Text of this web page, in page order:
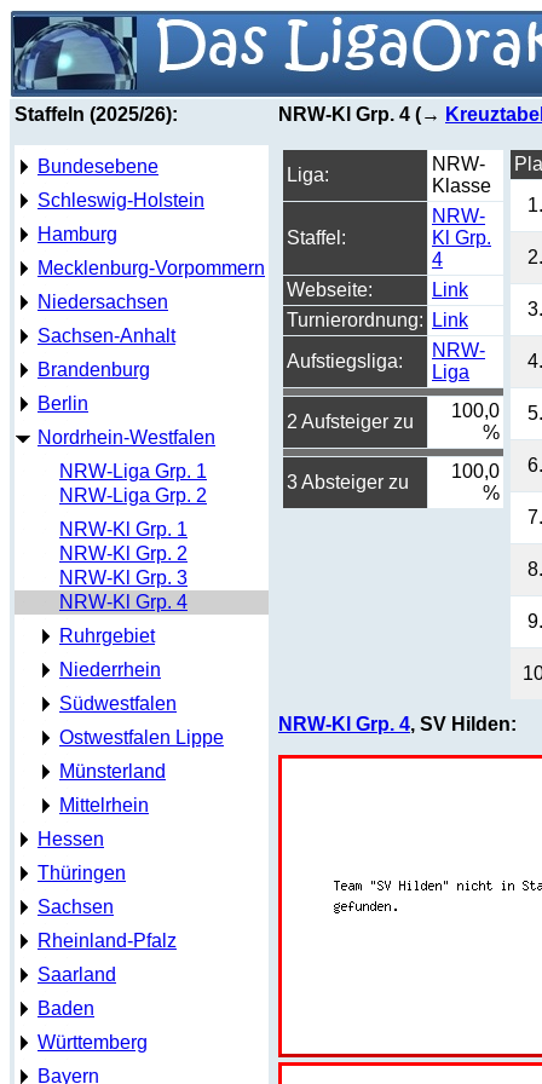
Staffeln (2025/26):
Bundesebene
Schleswig-Holstein
Hamburg
Mecklenburg-Vorpommern
Niedersachsen
Sachsen-Anhalt
Brandenburg
Berlin
Nordrhein-Westfalen
NRW-Liga Grp. 1
NRW-Liga Grp. 2
NRW-Kl Grp. 1
NRW-Kl Grp. 2
NRW-Kl Grp. 3
NRW-Kl Grp. 4
Ruhrgebiet
Niederrhein
Südwestfalen
Ostwestfalen Lippe
Münsterland
Mittelrhein
Hessen
Thüringen
Sachsen
Rheinland-Pfalz
Saarland
Baden
Württemberg
Bayern
NRW-Kl Grp. 4 (→
Liga:
NRW-
Klasse
Staffel:
NRW-
Kl Grp.
4
Webseite:
Link
Turnierordnung:
Link
Aufstiegsliga:
NRW-
Liga
2 Aufsteiger zu
100,0
%
3 Absteiger zu
100,0
%
NRW-Kl Grp. 4, SV Hilden: